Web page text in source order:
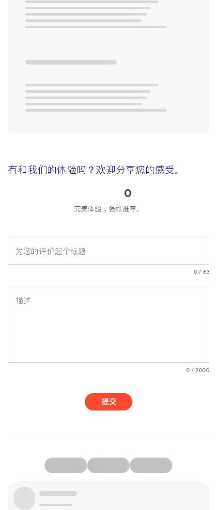
有和我们的体验吗？欢迎分享您的感受。
0
完美体验，强烈推荐。
为您的评价起个标题
0 / 63
描述
0 / 2000
提交